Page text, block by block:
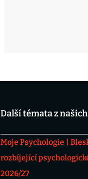
Další témata z
Moje Psychologie
rozbíjející
2026/27